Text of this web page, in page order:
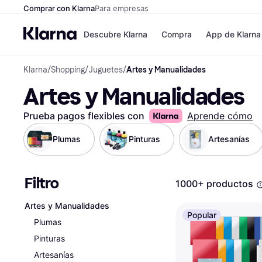
Comprar con KlarnaPara empresas
Descubre Klarna
Formas de pago
Formas de pago
Paga ahora
Paga en 3 plazos
Paga en 30 días
Financiación
Klarna en Apple
Compra
Tiendas
MediaMarkt
Shein
Zalando Prive
Zara
JD Sports
Directorio de
App de Klarna
Klarna/Shopping/Juguetes/Artes y Manualidades
Artes y Manualidades
Prueba pagos flexibles con Aprende cómo
Plumas Pinturas Artesanías
Filtro
Artes y Manualidades
Plumas
Pinturas
Artesanías
1000+ productos
Popular